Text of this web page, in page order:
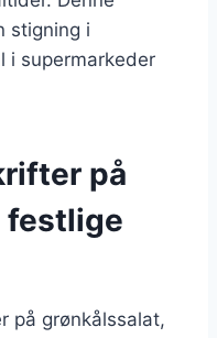
stigning i
i supermarkeder
på
festlige
på grønkålssalat,